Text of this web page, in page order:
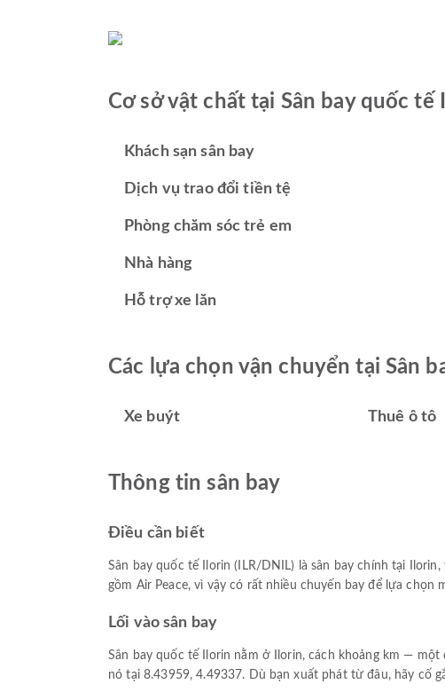
Cơ sở vật chất tại Sân bay quốc tế
Khách sạn sân bay
Dịch vụ trao đổi tiền tệ
Phòng chăm sóc trẻ em
Nhà hàng
Hỗ trợ xe lăn
Các lựa chọn vận chuyển tại Sân
Xe buýt Thuê ô tô
Thông tin sân bay
Điều cần biết
Sân bay quốc tế Ilorin (ILR/DNIL) là sân bay chính tại
gồm Air Peace, vì vậy có rất nhiều chuyến bay để lựa chọn
Lối vào sân bay
Sân bay quốc tế Ilorin nằm ở Ilorin, cách khoảng km —
nó tại 8.43959, 4.49337. Dù bạn xuất phát từ đâu, hãy cố